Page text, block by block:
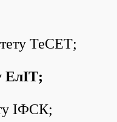
ТеСЕТ;
ЕлІТ;
ІФСК;